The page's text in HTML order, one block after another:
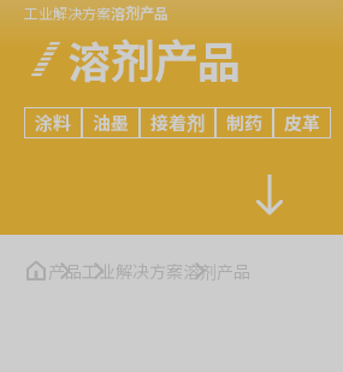
工业解决方案溶剂产品
溶剂产品
涂料 油墨 接着剂 制药 皮革
产品工业解决方案溶剂产品